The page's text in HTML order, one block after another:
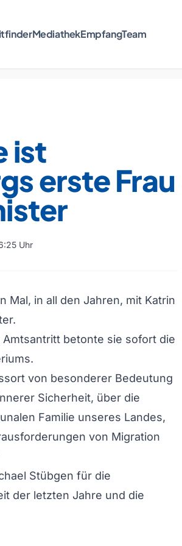
MediathekEmpfangTeam
ist
erste Frau
Uhr
Mal, in all den Jahren, mit Katrin
betonte sie sofort die
von besonderer Bedeutung
Sicherheit, über die
Familie unseres Landes,
von Migration
Stübgen für die
der letzten Jahre und die